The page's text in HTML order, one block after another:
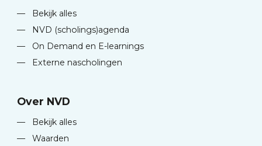
—
Bekijk alles
—
NVD (scholings)agenda
—
On Demand en E-learnings
—
Externe nascholingen
Over NVD
—
Bekijk alles
—
Waarden